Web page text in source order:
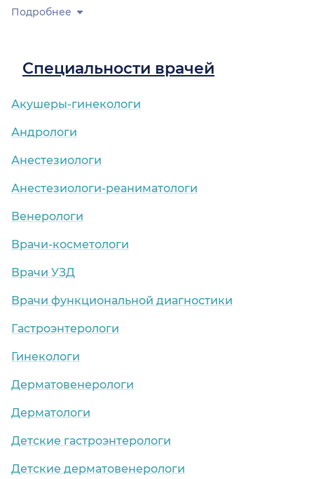
Подробнее
Специальности врачей
Акушеры-гинекологи
Андрологи
Анестезиологи
Анестезиологи-реаниматологи
Венерологи
Врачи-косметологи
Врачи УЗД
Врачи функциональной диагностики
Гастроэнтерологи
Гинекологи
Дерматовенерологи
Дерматологи
Детские гастроэнтерологи
Детские дерматовенерологи